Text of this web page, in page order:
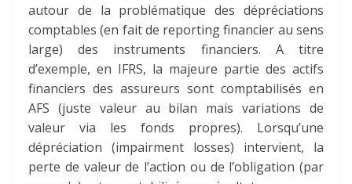
autour de la problématique des dépréciations
comptables (en fait de reporting financier au sens
large) des instruments financiers. A titre
d’exemple, en IFRS, la majeure partie des actifs
financiers des assureurs sont comptabilisés en
AFS (juste valeur au bilan mais variations de
valeur via les fonds propres). Lorsqu’une
dépréciation (impairment losses) intervient, la
perte de valeur de l’action ou de l’obligation (par